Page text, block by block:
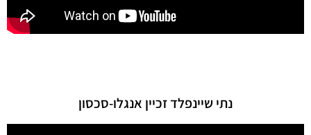
נתי שיינפלד זכיין אנגלו-סכסון